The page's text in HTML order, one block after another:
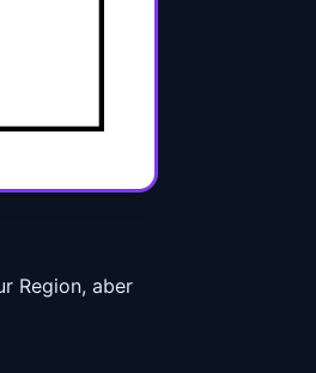
Region, aber